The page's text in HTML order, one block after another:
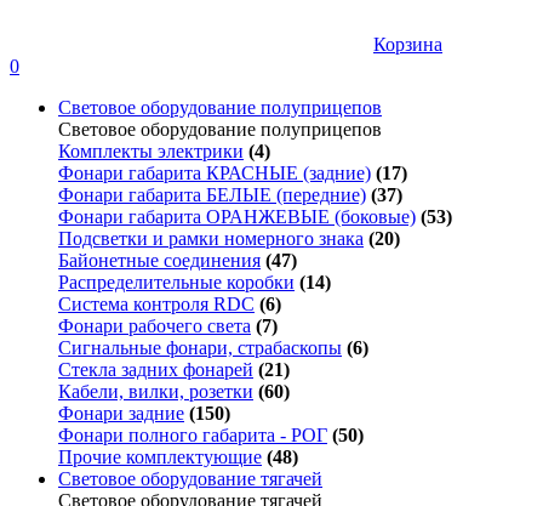
Корзина
0
Световое оборудование полуприцепов
Световое оборудование полуприцепов
Комплекты электрики (4)
Фонари габарита КРАСНЫЕ (задние) (17)
Фонари габарита БЕЛЫЕ (передние) (37)
Фонари габарита ОРАНЖЕВЫЕ (боковые) (53)
Подсветки и рамки номерного знака (20)
Байонетные соединения (47)
Распределительные коробки (14)
Система контроля RDC (6)
Фонари рабочего света (7)
Сигнальные фонари, страбаскопы (6)
Стекла задних фонарей (21)
Кабели, вилки, розетки (60)
Фонари задние (150)
Фонари полного габарита - РОГ (50)
Прочие комплектующие (48)
Световое оборудование тягачей
Световое оборудование тягачей